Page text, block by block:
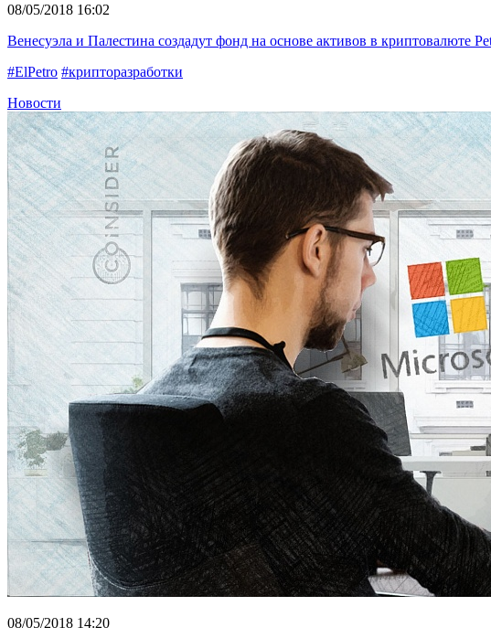
08/05/2018 16:02
Венесуэла и Палестина создадут фонд на основе активов в криптовалюте
#ElPetro #крипторазработки
Новости
08/05/2018 14:20